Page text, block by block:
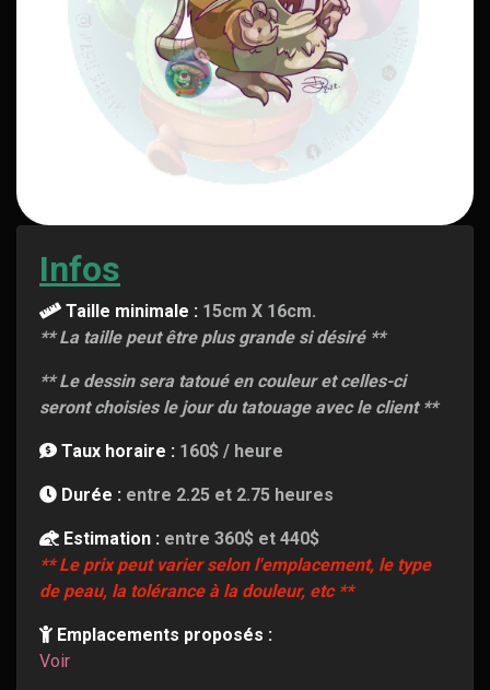
Infos
Taille minimale : 15cm X 16cm.
** La taille peut être plus grande si désiré **
** Le dessin sera tatoué en couleur et celles-ci
seront choisies le jour du tatouage avec le client **
Taux horaire : 160$ / heure
Durée : entre 2.25 et 2.75 heures
Estimation : entre 360$ et 440$
** Le prix peut varier selon l'emplacement, le type
de peau, la tolérance à la douleur, etc **
Emplacements proposés :
Voir